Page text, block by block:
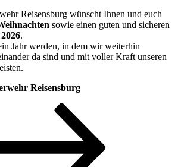
Reisensburg wünscht Ihnen und euch
sowie einen guten und sicheren
2026.
Jahr werden, in dem wir weiterhin
da sind und mit voller Kraft unseren
Reisensburg